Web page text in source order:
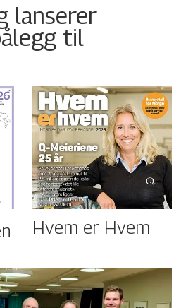
lanserer
til
Hvem er Hvem